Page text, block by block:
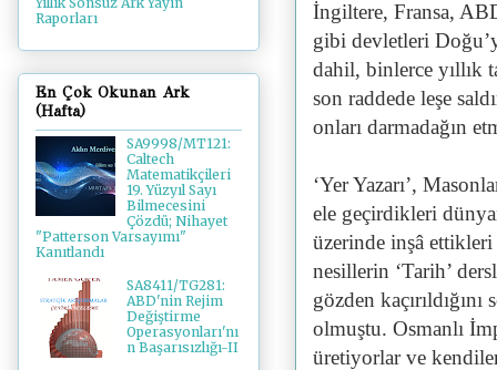
İngiltere, Fransa,
gibi devletleri
dahil, binlerce yıllık
son raddede leşe
onları darmadağın
‘Yer Yazarı’,
ele geçirdikleri
üzerinde inşâ
nesillerin ‘Tarih’
gözden
olmuştu. Osmanlı
üretiyorlar ve
Raporları
En Çok Okunan Ark
(Hafta)
SA9998/MT121:
Caltech
Matematikçileri
19. Yüzyıl Sayı
Bilmecesini
Çözdü; Nihayet
"Patterson Varsayımı"
Kanıtlandı
SA8411/TG281:
ABD'nin Rejim
Değiştirme
Operasyonları'nı
n Başarısızlığı-II